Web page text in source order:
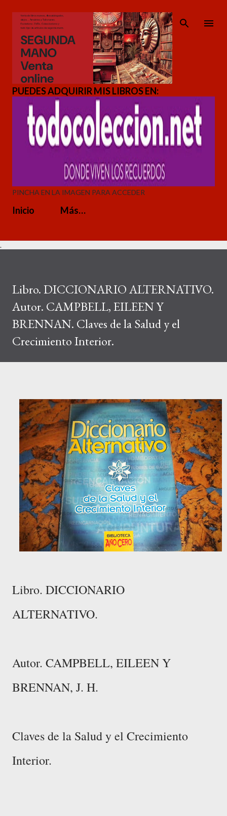
Ir al contenido principal
PUEDES ADQUIRIR MIS LIBROS EN:
PINCHA EN LA IMAGEN PARA ACCEDER
Inicio Más…
.
Libro. DICCIONARIO ALTERNATIVO.
Autor. CAMPBELL, EILEEN Y
BRENNAN. Claves de la Salud y el
Crecimiento Interior.
Libro. DICCIONARIO
ALTERNATIVO.
Autor. CAMPBELL, EILEEN Y
BRENNAN, J. H.
Claves de la Salud y el Crecimiento
Interior.